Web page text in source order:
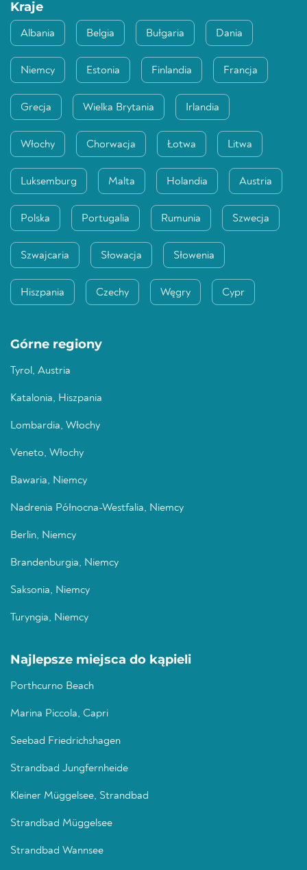
Kraje
Albania Belgia Bułgaria Dania
Niemcy Estonia Finlandia Francja
Grecja Wielka Brytania Irlandia
Włochy Chorwacja Łotwa Litwa
Luksemburg Malta Holandia Austria
Polska Portugalia Rumunia Szwecja
Szwajcaria Słowacja Słowenia
Hiszpania Czechy Węgry Cypr
Górne regiony
Tyrol, Austria
Katalonia, Hiszpania
Lombardia, Włochy
Veneto, Włochy
Bawaria, Niemcy
Nadrenia Północna-Westfalia, Niemcy
Berlin, Niemcy
Brandenburgia, Niemcy
Saksonia, Niemcy
Turyngia, Niemcy
Najlepsze miejsca do kąpieli
Porthcurno Beach
Marina Piccola, Capri
Seebad Friedrichshagen
Strandbad Jungfernheide
Kleiner Müggelsee, Strandbad
Strandbad Müggelsee
Strandbad Wannsee